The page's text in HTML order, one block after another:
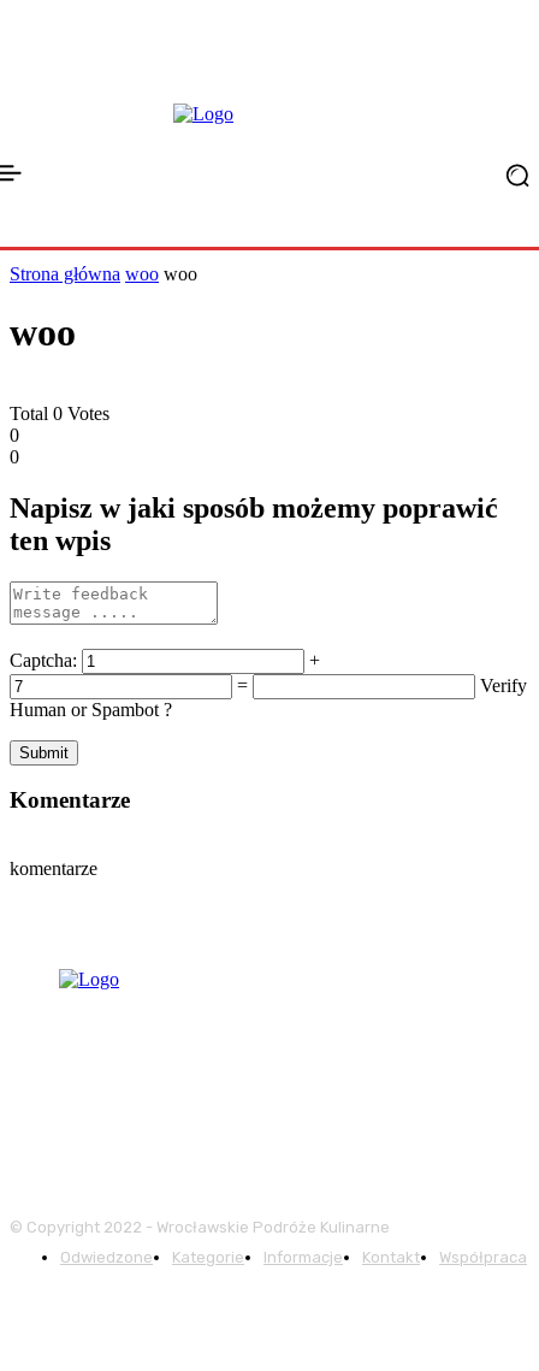
Strona główna woo woo
woo
Total 0 Votes
0
0
Napisz w jaki sposób możemy poprawić
ten wpis
Captcha:
+
=
Verify
Human or Spambot ?
Komentarze
komentarze
© Copyright 2022 - Wrocławskie Podróże Kulinarne
Odwiedzone
Kategorie Informacje Kontakt Współpraca